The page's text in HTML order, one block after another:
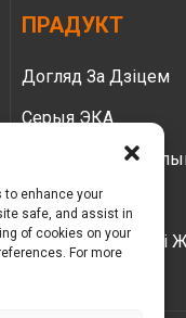
ПРАДУКТ
Догляд За Дзіцем
Серыя ЭКА
Догляд За
Жаночы Догляд
Догляд За Хатнімі
to enhance your
safe, and assist in
of cookies on your
For more